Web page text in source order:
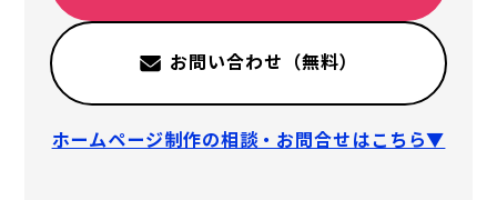
お問い合わせ（無料）
ホームページ制作の相談・お問合せはこちら▼